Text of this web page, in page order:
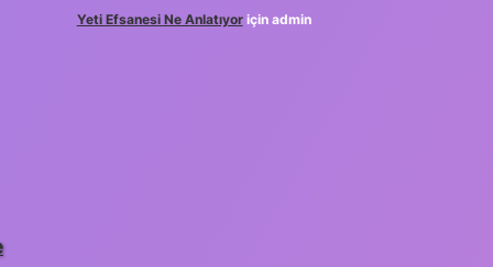
Yeti Efsanesi Ne Anlatıyoriçin admin